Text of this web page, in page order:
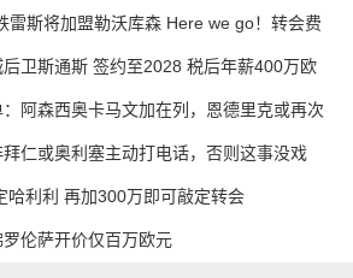
雷斯将加盟勒沃库森 Here we go！转会费
卫斯通斯 签约至2028 税后年薪400万欧
阿森西奥卡马文加在列，恩德里克或再次
仁或奥利塞主动打电话，否则这事没戏
哈利利 再加300万即可敲定转会
伦萨开价仅百万欧元